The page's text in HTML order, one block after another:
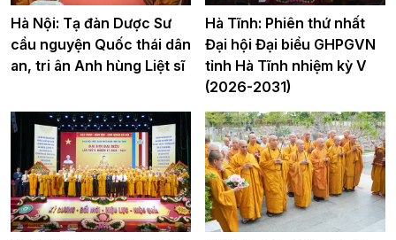
Hà Nội: Tạ đàn Dược Sư
cầu nguyện Quốc thái dân
an, tri ân Anh hùng Liệt sĩ
Hà Tĩnh: Phiên thứ nhất
Đại hội Đại biểu GHPGVN
tỉnh Hà Tĩnh nhiệm kỳ V
(2026-2031)